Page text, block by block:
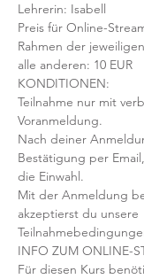
Lehrerin: Isabell
Preis für Online-
Rahmen der
alle anderen: 10 EUR
KONDITIONEN:
Teilnahme nur mit
Voranmeldung.
Nach deiner
Bestätigung per
die Einwahl.
Mit der Anmeldung
akzeptierst du unsere
INFO ZUM ONLINE-
Für diesen Kurs